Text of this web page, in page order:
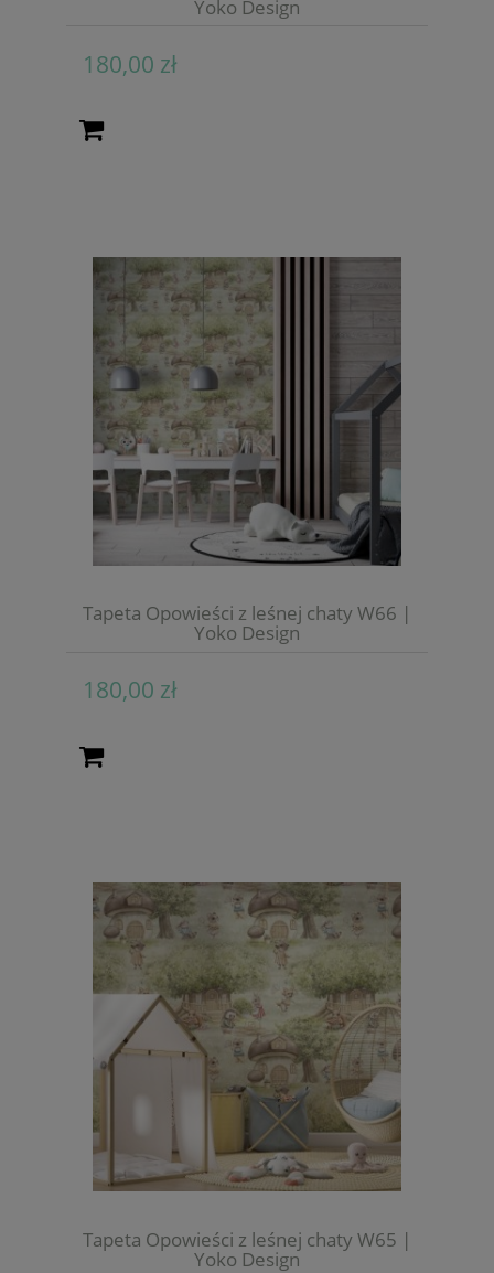
Yoko Design
180,00 zł
Tapeta Opowieści z leśnej chaty W66 |
Yoko Design
180,00 zł
Tapeta Opowieści z leśnej chaty W65 |
Yoko Design